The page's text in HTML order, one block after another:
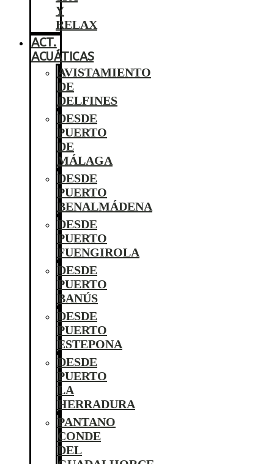
Y
RELAX
ACT.
ACUÁTICAS
AVISTAMIENTO
DE
DELFINES
DESDE
PUERTO
DE
MÁLAGA
DESDE
PUERTO
BENALMÁDENA
DESDE
PUERTO
FUENGIROLA
DESDE
PUERTO
BANÚS
DESDE
PUERTO
ESTEPONA
DESDE
PUERTO
LA
HERRADURA
PANTANO
CONDE
DEL